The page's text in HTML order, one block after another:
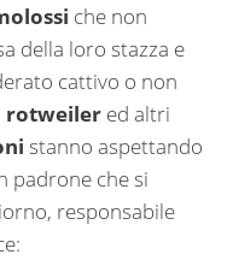
che non
della loro stazza e
cattivo o non
rotweiler ed altri
stanno aspettando
padrone che si
responsabile